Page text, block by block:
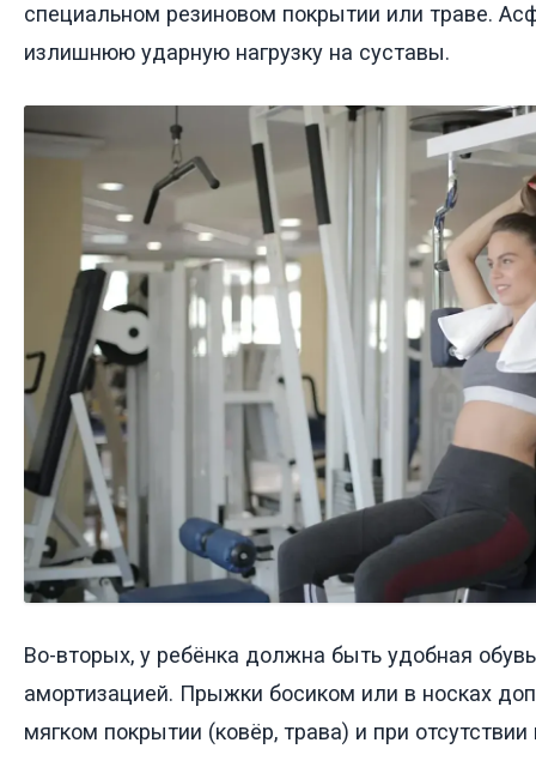
специальном резиновом покрытии или траве.
излишнюю ударную нагрузку на суставы.
Во-вторых, у ребёнка должна быть удобная
амортизацией. Прыжки босиком или в носках
мягком покрытии (ковёр, трава) и при